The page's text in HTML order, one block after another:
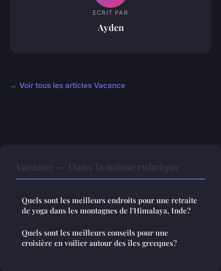
ECRIT PAR
Ayden
← Voir tous les articles Vacance
Quels sont les meilleurs endroits pour une retraite
de yoga dans les montagnes de l'Himalaya, Inde?
Quels sont les meilleurs conseils pour une
croisière en voilier autour des îles grecques?